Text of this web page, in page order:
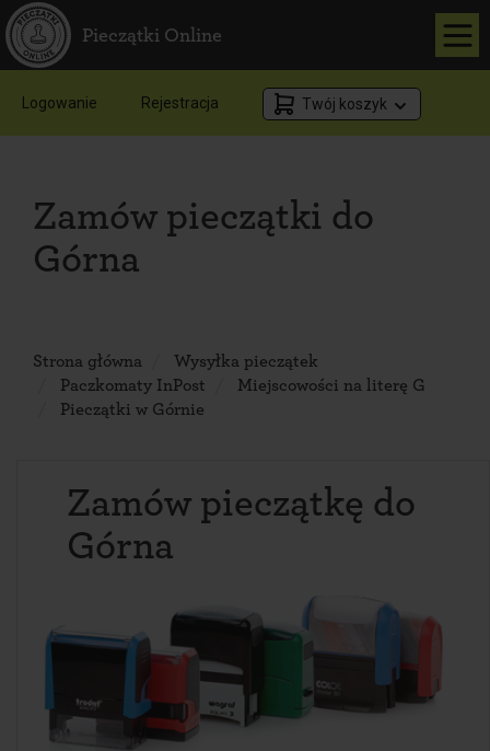
Pieczątki Online
Logowanie Rejestracja Twój koszyk
Zamów pieczątki do
Górna
Strona główna
Wysyłka pieczątek
Paczkomaty InPost
Miejscowości na literę G
Pieczątki w Górnie
Zamów pieczątkę do
Górna